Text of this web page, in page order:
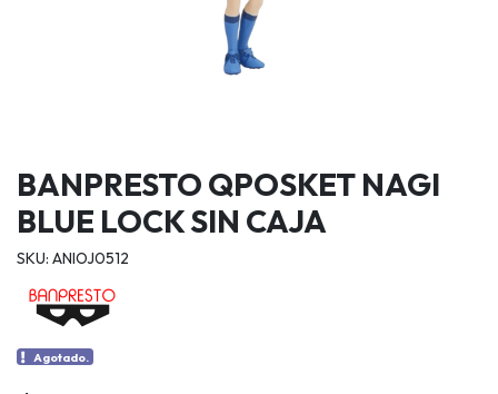
BANPRESTO QPOSKET NAGI
BLUE LOCK SIN CAJA
SKU: ANIOJ0512
Agotado.